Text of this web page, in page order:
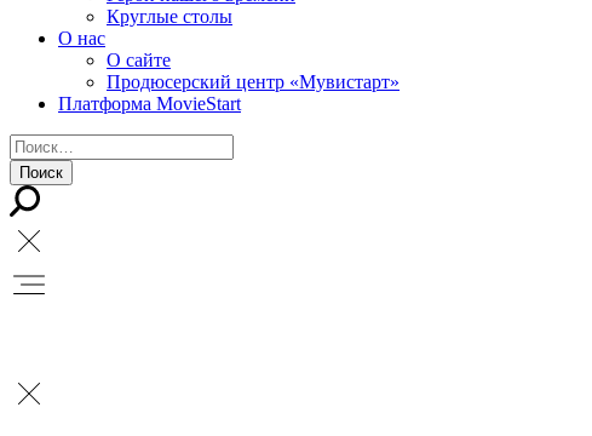
Круглые столы
О нас
О сайте
Продюсерский центр «Мувистарт»
Платформа MovieStart